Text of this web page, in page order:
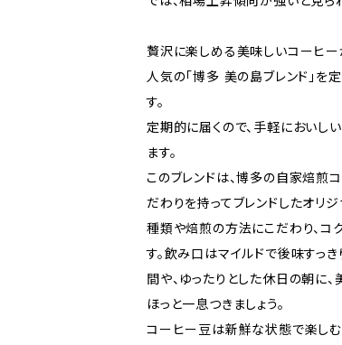
贅沢に楽しめる美味しいコーヒー
人気の「博多 美の島ブレンド」を
す。
定期的に届くので、手軽においし
ます。
このブレンドは、博多の自家焙煎
だわりを持ってブレンドしたオリ
種類や焙煎の方法にこだわり、コ
す。飲み口はマイルドで後味すっ
間や、ゆったりとした休日の朝に
ほっと一息つきましょう。
コーヒー豆は新鮮な状態で楽しむ